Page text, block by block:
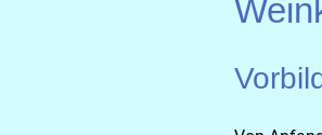
Vorbild